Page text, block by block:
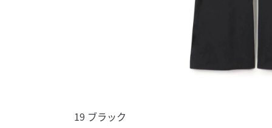
19 ブラック